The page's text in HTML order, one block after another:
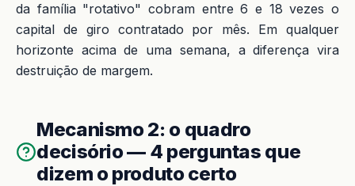
da família "rotativo" cobram entre 6 e 18 vezes o
capital de giro contratado por mês. Em qualquer
horizonte acima de uma semana, a diferença vira
destruição de margem.
Mecanismo 2: o quadro
decisório — 4 perguntas que
dizem o produto certo